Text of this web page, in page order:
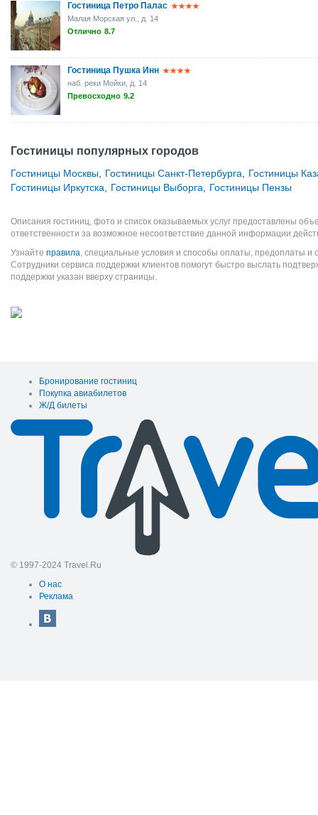
Гостиница Петро Палас
Малая Морская ул., д. 14
Отлично 8.7
Гостиница Пушка Инн
наб. реки Мойки, д. 14
Превосходно 9.2
Гостиницы популярных городов
Гостиницы Москвы Гостиницы Санкт-Петербурга
Гостиницы
Гостиницы Иркутска
Гостиницы Выборга Гостиницы Пензы
Описания гостиниц, фото и список оказываемых услуг предоставлены
ответственности за возможное несоответствие данной информации
Узнайте правила, специальные условия и способы оплаты, предоплаты и
Сотрудники сервиса поддержки клиентов помогут быстро выслать
поддержки указан вверху страницы.
Бронирование гостиниц
Покупка авиабилетов
Ж/Д билеты
© 1997-2024 Travel.Ru
О нас
Реклама